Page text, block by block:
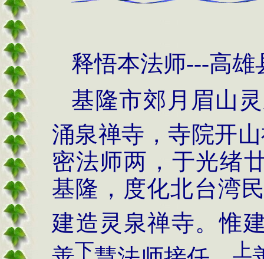
释悟本法师---高
基隆市郊月眉山
涌泉禅寺，寺院开
密法师两，于光绪
基隆，度化北台湾
建造灵泉禅寺。惟
下 上